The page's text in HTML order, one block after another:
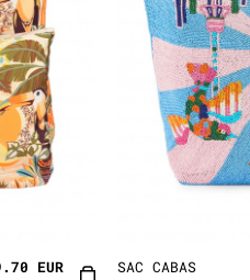
EUR
SAC CABAS